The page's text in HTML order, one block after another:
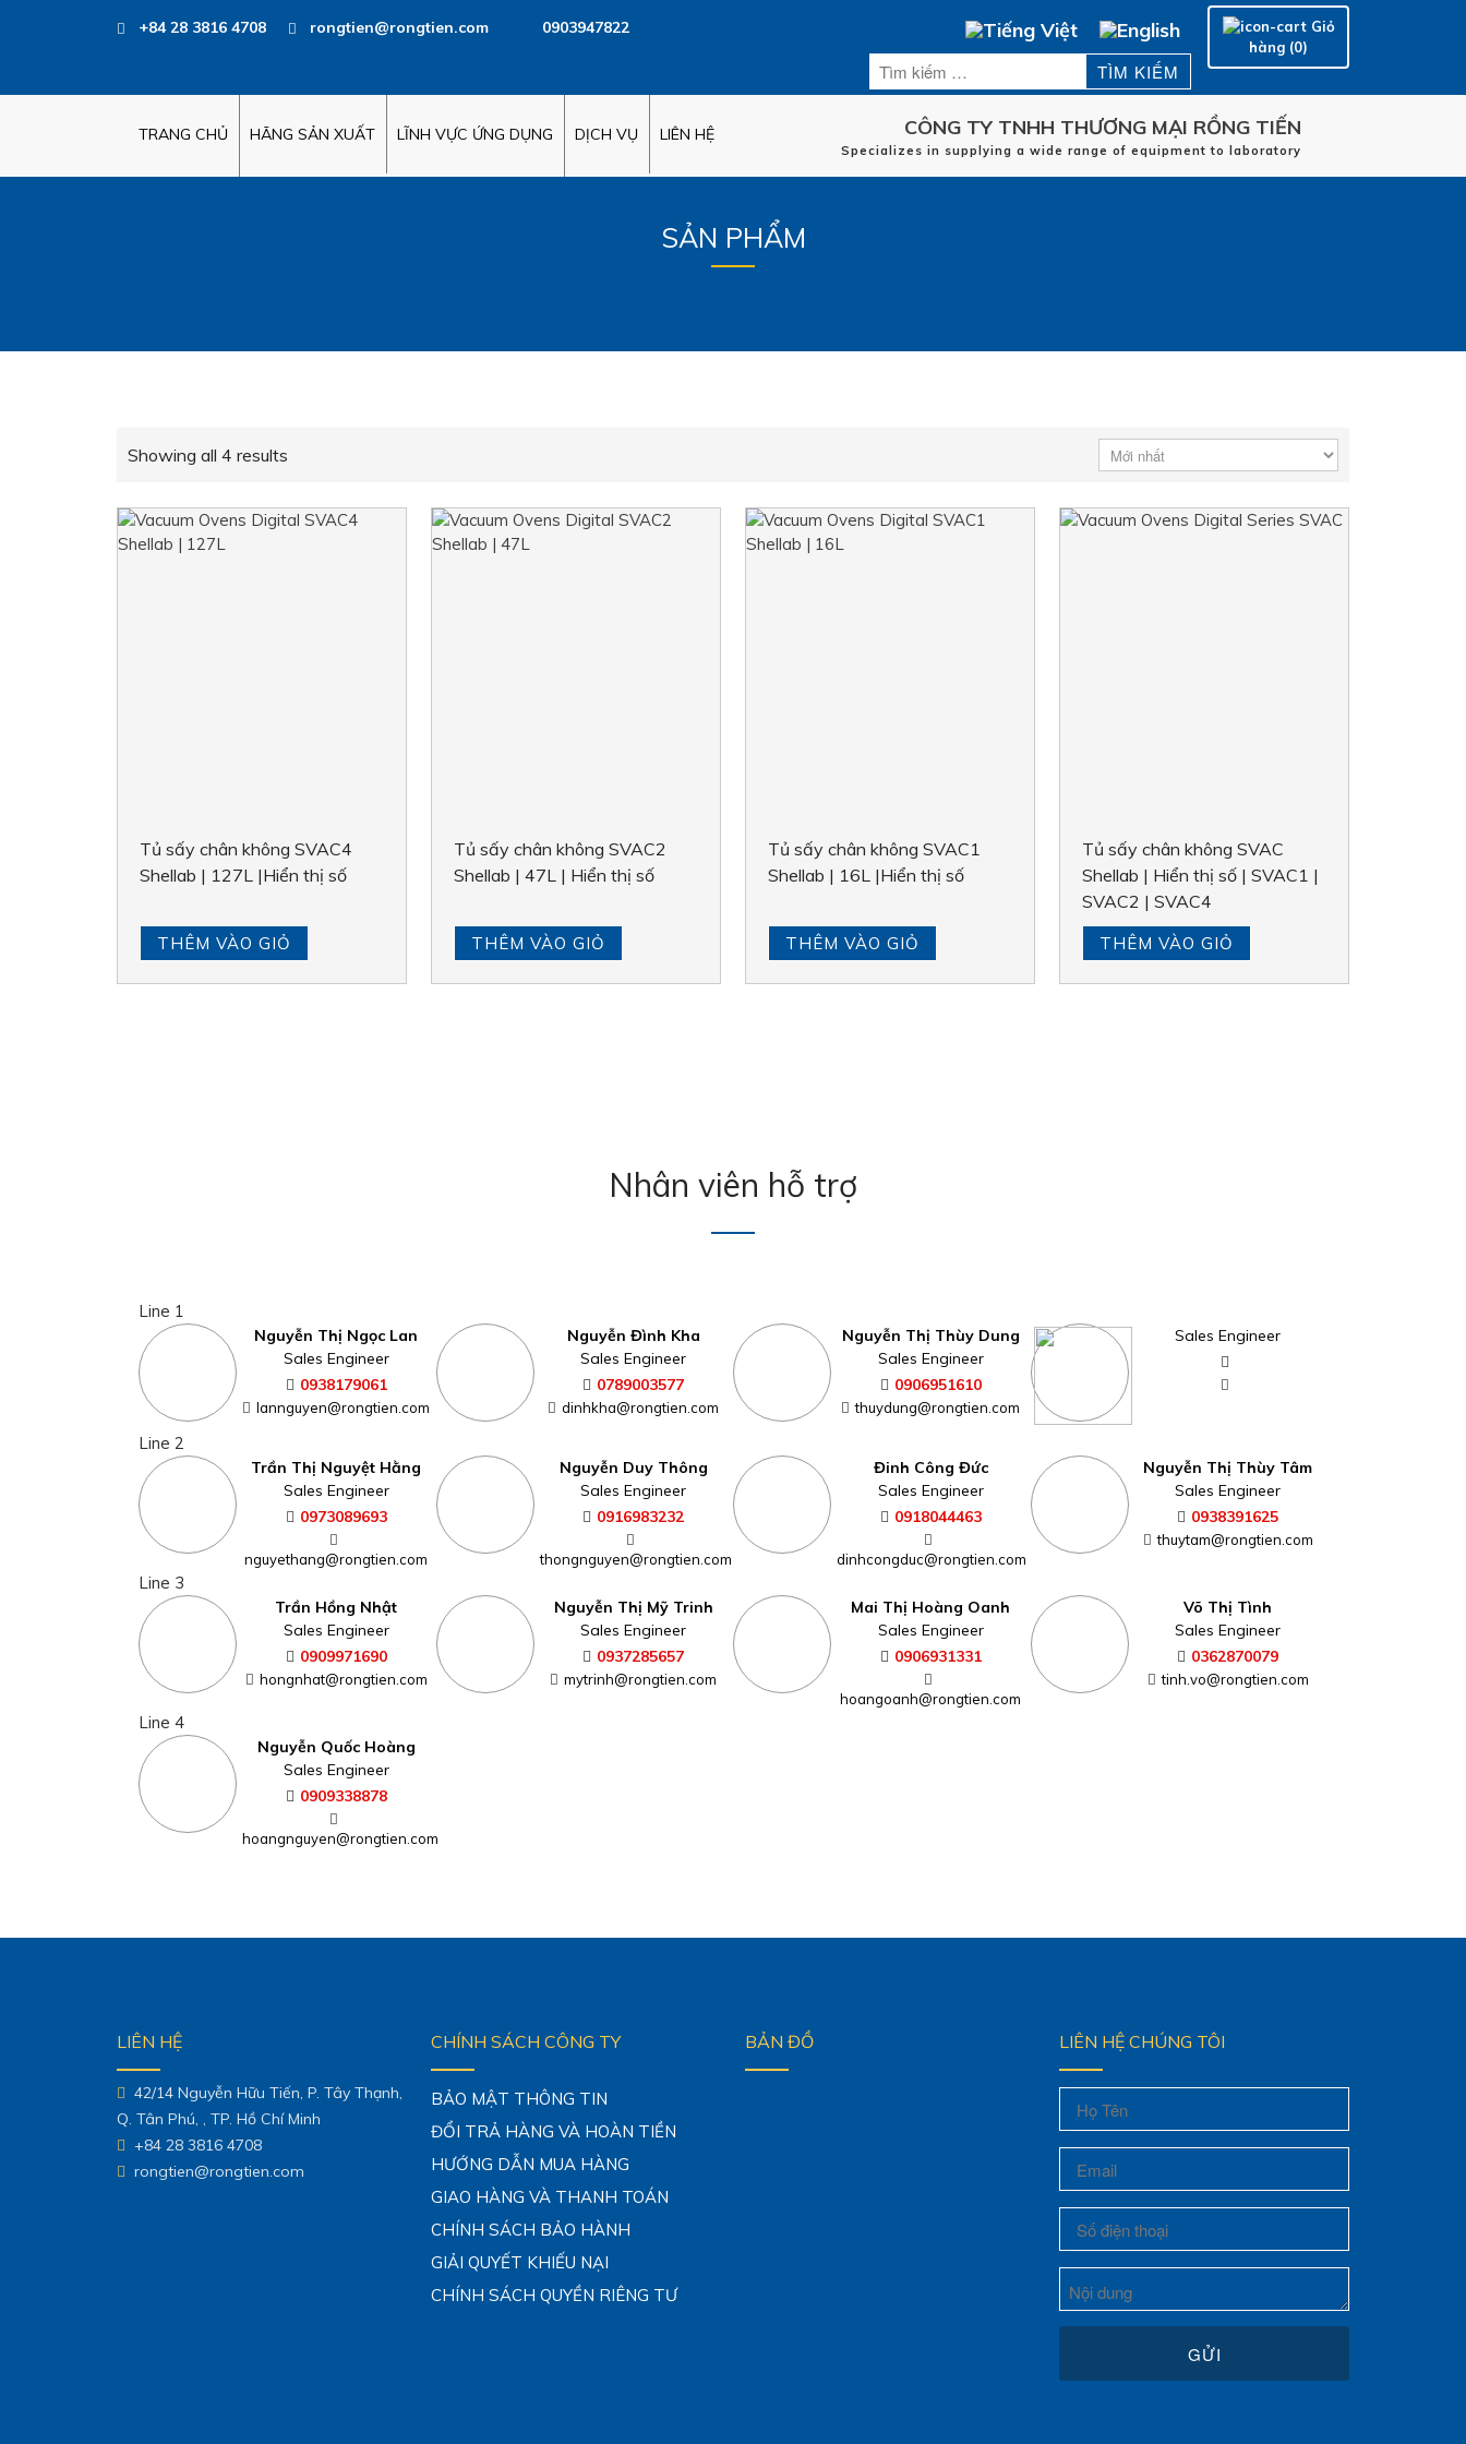
Trang chủ
+84 28 3816 4708 rongtien@rongtien.com 0903947822
Giỏ
hàng (0)
CÔNG TY TNHH THƯƠNG MẠI RỒNG TIẾN
Specializes in supplying a wide range of equipment to laboratory
TRANG CHỦ HÃNG SẢN XUẤT LĨNH VỰC ỨNG DỤNG DỊCH VỤ LIÊN HỆ
SẢN PHẨM
Showing all 4 results
Tủ sấy chân không SVAC4
Shellab | 127L |Hiển thị số
THÊM VÀO GIỎ
Tủ sấy chân không SVAC2
Shellab | 47L | Hiển thị số
THÊM VÀO GIỎ
Tủ sấy chân không SVAC1
Shellab | 16L |Hiển thị số
THÊM VÀO GIỎ
Tủ sấy chân không SVAC
Shellab | Hiển thị số | SVAC1 |
SVAC2 | SVAC4
THÊM VÀO GIỎ
Nhân viên hỗ trợ
Line 1
Nguyễn Thị Ngọc Lan
Sales Engineer
0938179061
lannguyen@rongtien.com
Nguyễn Đình Kha
Sales Engineer
0789003577
dinhkha@rongtien.com
Nguyễn Thị Thùy Dung
Sales Engineer
0906951610
thuydung@rongtien.com
Sales Engineer
Line 2
Trần Thị Nguyệt Hằng
Sales Engineer
0973089693
nguyethang@rongtien.com
Nguyễn Duy Thông
Sales Engineer
0916983232
thongnguyen@rongtien.com
Đinh Công Đức
Sales Engineer
0918044463
dinhcongduc@rongtien.com
Nguyễn Thị Thùy Tâm
Sales Engineer
0938391625
thuytam@rongtien.com
Line 3
Trần Hồng Nhật
Sales Engineer
0909971690
hongnhat@rongtien.com
Nguyễn Thị Mỹ Trinh
Sales Engineer
0937285657
mytrinh@rongtien.com
Mai Thị Hoàng Oanh
Sales Engineer
0906931331
hoangoanh@rongtien.com
Võ Thị Tình
Sales Engineer
0362870079
tinh.vo@rongtien.com
Line 4
Nguyễn Quốc Hoàng
Sales Engineer
0909338878
hoangnguyen@rongtien.com
LIÊN HỆ
42/14 Nguyễn Hữu Tiến, P. Tây Thạnh,
Q. Tân Phú, , TP. Hồ Chí Minh
+84 28 3816 4708
rongtien@rongtien.com
CHÍNH SÁCH CÔNG TY
BẢO MẬT THÔNG TIN
ĐỔI TRẢ HÀNG VÀ HOÀN TIỀN
HƯỚNG DẪN MUA HÀNG
GIAO HÀNG VÀ THANH TOÁN
CHÍNH SÁCH BẢO HÀNH
GIẢI QUYẾT KHIẾU NẠI
CHÍNH SÁCH QUYỀN RIÊNG TƯ
BẢN ĐỒ LIÊN HỆ CHÚNG TÔI